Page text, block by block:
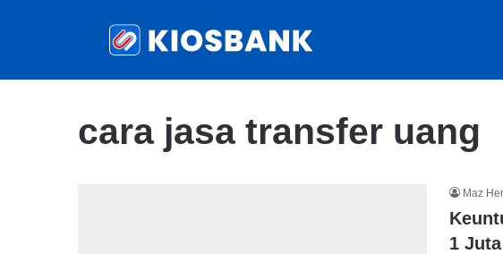
cara jasa transfer uang
Maz
1